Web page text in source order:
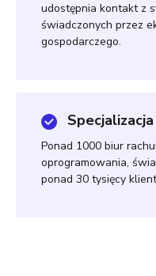
udostępnia kontakt z
świadczonych przez
gospodarczego.
Specjalizacja
Ponad 1000 biur
oprogramowania,
ponad 30 tysięcy